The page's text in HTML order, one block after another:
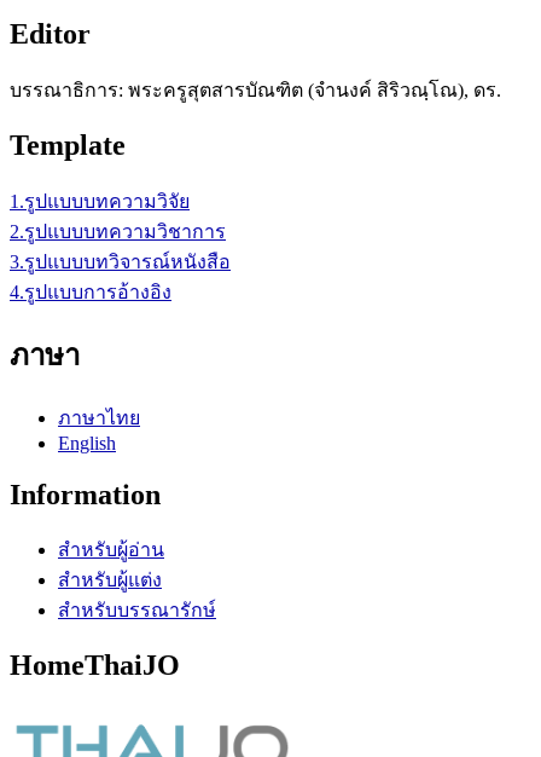
Editor
บรรณาธิการ: พระครูสุตสารบัณฑิต (จำนงค์ สิริวณฺโณ), ดร.
Template
1.รูปแบบบทความวิจัย
2.รูปแบบบทความวิชาการ
3.รูปแบบบทวิจารณ์หนังสือ
4.รูปแบบการอ้างอิง
ภาษา
ภาษาไทย
English
Information
สำหรับผู้อ่าน
สำหรับผู้แต่ง
สำหรับบรรณารักษ์
HomeThaiJO